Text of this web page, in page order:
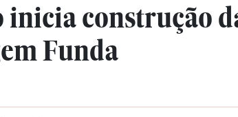
inicia construção
Funda